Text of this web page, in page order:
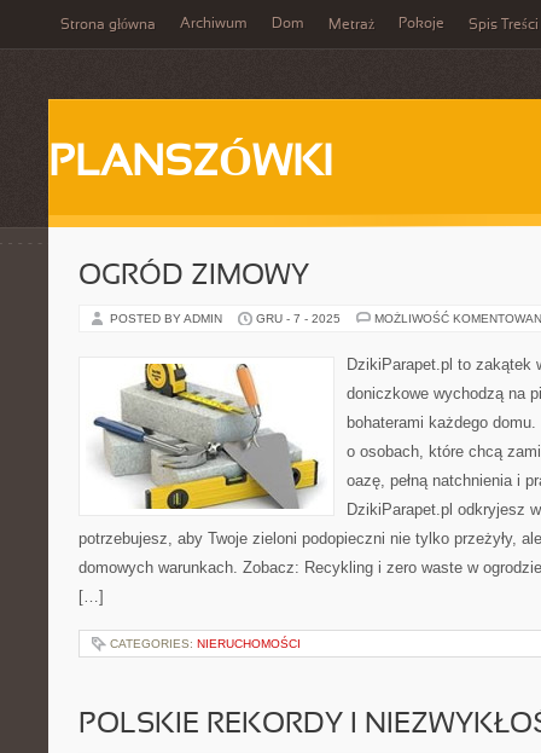
Strona główna Archiwum Dom Metraż Pokoje Spis Treści
PLANSZÓWKI
OGRÓD ZIMOWY
POSTED BY ADMIN GRU - 7 - 2025 MOŻLIWOŚĆ
DzikiParapet.pl to zakątek
doniczkowe wychodzą na
bohaterami każdego
o osobach, które chcą
oazę, pełną natchnienia i
DzikiParapet.pl odkryjesz
potrzebujesz, aby Twoje zieloni podopieczni nie tylko przeżyły,
domowych warunkach. Zobacz: Recykling i zero waste w
[…]
CATEGORIES: NIERUCHOMOŚCI
POLSKIE REKORDY I